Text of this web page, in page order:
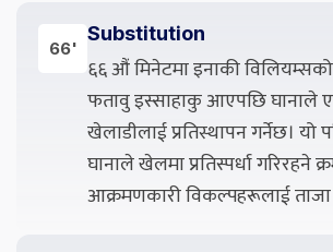
66'
Substitution
६६ औं मिनेटमा इनाकी
फतावु इस्साहाकु आएपछि घानाले
खेलाडीलाई प्रतिस्थापन गर्नेछ। यो
घानाले खेलमा प्रतिस्पर्धा गरिरहने
आक्रमणकारी विकल्पहरूलाई ताजा